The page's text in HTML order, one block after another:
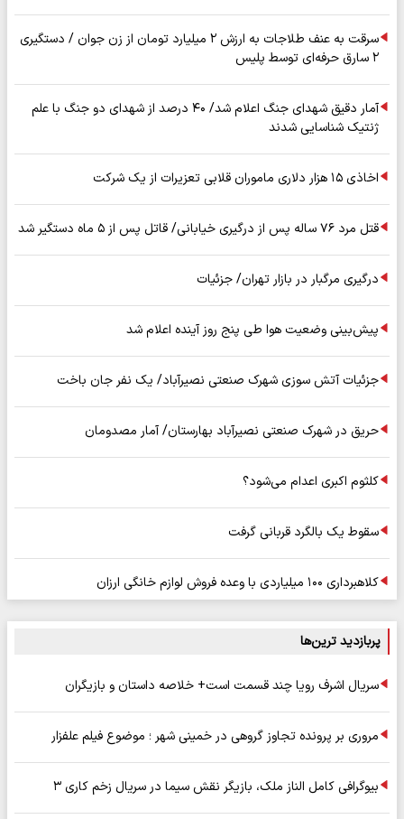
سرقت به عنف طلاجات به ارزش ۲ میلیارد تومان از زن جوان / دستگیری
۲ سارق حرفه‌ای توسط پلیس
آمار دقیق شهدای جنگ اعلام شد/ ۴۰ درصد از شهدای دو جنگ با علم
ژنتیک شناسایی شدند
اخاذی ۱۵ هزار دلاری ماموران قلابی تعزیرات از یک شرکت
قتل مرد ۷۶ ساله پس از درگیری خیابانی/ قاتل پس از ۵ ماه دستگیر شد
درگیری مرگبار در بازار تهران/ جزئیات
پیش‌بینی وضعیت هوا طی پنج روز آینده اعلام شد
جزئیات آتش سوزی شهرک صنعتی نصیرآباد/ یک نفر جان باخت
حریق در شهرک صنعتی نصیرآباد بهارستان/ آمار مصدومان
کلثوم اکبری اعدام می‌شود؟
سقوط یک بالگرد قربانی گرفت
کلاهبرداری ۱۰۰ میلیاردی با وعده فروش لوازم خانگی ارزان
پربازدید ترین‌ها
سریال اشرف رویا چند قسمت است+ خلاصه داستان و بازیگران
مروری بر پرونده تجاوز گروهی در خمینی شهر ؛ موضوع فیلم علفزار
بیوگرافی کامل الناز ملک، بازیگر نقش سیما در سریال زخم کاری ۳